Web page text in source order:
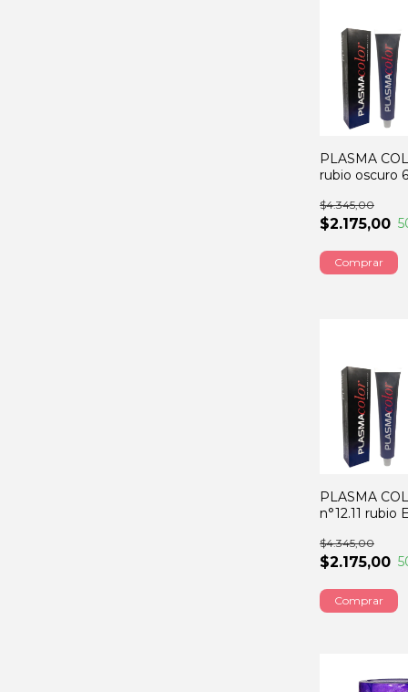
PLASMA
rubio oscuro
$2.175,00
$4.345,00
PLASMA
n°12.11 rubio
$2.175,00
$4.345,00